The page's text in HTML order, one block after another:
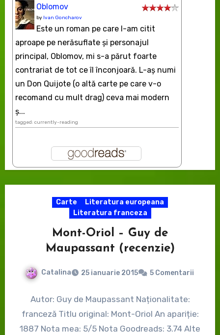
Oblomov
by Ivan Goncharov
Este un roman pe care l-am citit
aproape pe nerăsuflate şi personajul
principal, Oblomov, mi s-a părut foarte
contrariat de tot ce îl înconjoară. L-aş numi
un Don Quijote (o altă carte pe care v-o
recomand cu mult drag) ceva mai modern
ș...
tagged: currently-reading
Carte
Literatura europeana
Literatura franceza
Mont-Oriol – Guy de
Maupassant (recenzie)
Catalina 25 ianuarie 2015 5 Comentarii
Autor: Guy de Maupassant Naționalitate:
franceză Titlu original: Mont-Oriol An apariție:
1887 Nota mea: 5/5 Nota Goodreads: 3.74 Alte